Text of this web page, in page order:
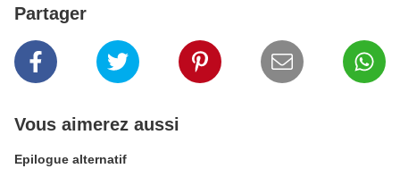
Partager
Vous aimerez aussi
Epilogue alternatif